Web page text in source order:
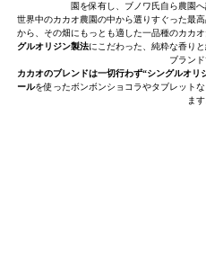
園を保有し、ブノワ氏自ら農園
世界中のカカオ農園の中から選りすぐった最
から、その畑にもっとも適した一品種のカカ
グルオリジン製法にこだわった、純粋な香り
ブランド
カカオのブレンドは一切行わず“シングルオリ
ールを使ったボンボンショコラやタブレット
ます